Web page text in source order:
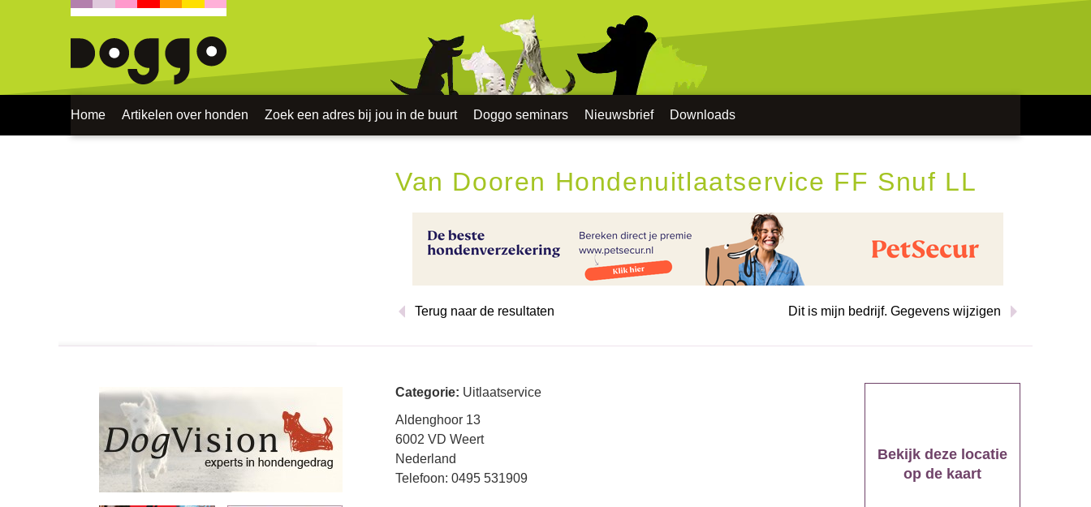
Home Artikelen over honden Zoek een adres bij jou in de buurt Doggo seminars Nieuwsbrief Downloads
Van Dooren Hondenuitlaatservice FF Snuf LL
Terug naar de resultaten Dit is mijn bedrijf. Gegevens wijzigen
Categorie: Uitlaatservice
Aldenghoor 13
6002 VD Weert
Nederland
Telefoon: 0495 531909
Bekijk deze locatie
op de kaart